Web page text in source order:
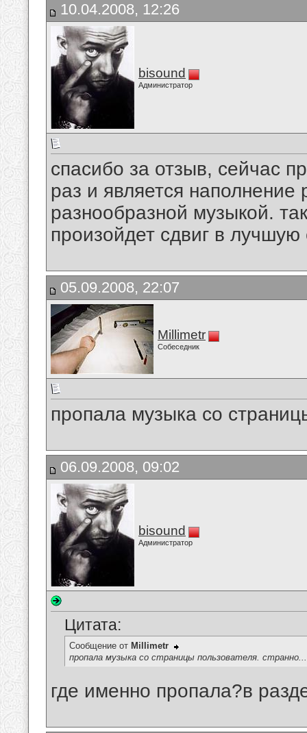
10.04.2008, 12:26
bisound
Администратор
спасибо за отзыв, сейчас
раз и является наполнение
разнообразной музыкой.
произойдет сдвиг в лучшую
05.09.2008, 22:07
Millimetr
Собеседник
пропала музыка со
06.09.2008, 09:02
bisound
Администратор
Цитата:
Сообщение от Millimetr
пропала музыка со страницы пользователя. странно...
где именно пропала?в